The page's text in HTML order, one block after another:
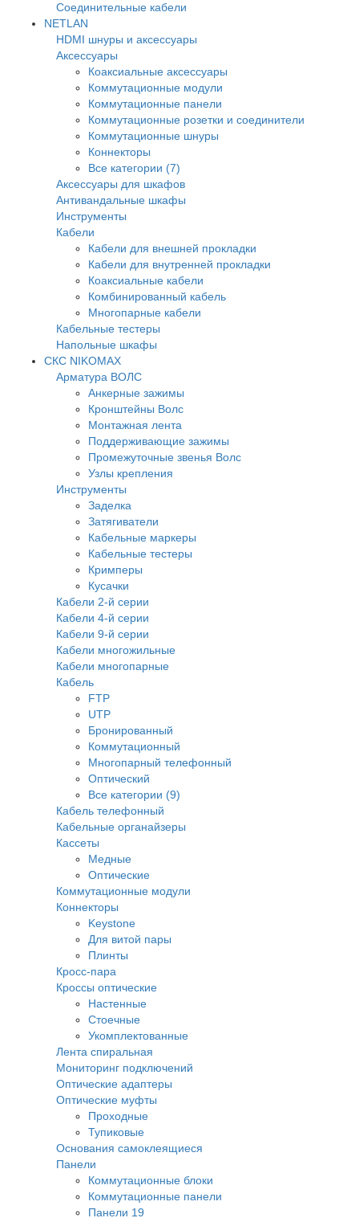
Соединительные кабели
NETLAN
HDMI шнуры и аксессуары
Аксессуары
Коаксиальные аксессуары
Коммутационные модули
Коммутационные панели
Коммутационные розетки и соединители
Коммутационные шнуры
Коннекторы
Все категории (7)
Аксессуары для шкафов
Антивандальные шкафы
Инструменты
Кабели
Кабели для внешней прокладки
Кабели для внутренней прокладки
Коаксиальные кабели
Комбинированный кабель
Многопарные кабели
Кабельные тестеры
Напольные шкафы
СКС NIKOMAX
Арматура ВОЛС
Анкерные зажимы
Кронштейны Волс
Монтажная лента
Поддерживающие зажимы
Промежуточные звенья Волс
Узлы крепления
Инструменты
Заделка
Затягиватели
Кабельные маркеры
Кабельные тестеры
Кримперы
Кусачки
Кабели 2-й серии
Кабели 4-й серии
Кабели 9-й серии
Кабели многожильные
Кабели многопарные
Кабель
FTP
UTP
Бронированный
Коммутационный
Многопарный телефонный
Оптический
Все категории (9)
Кабель телефонный
Кабельные органайзеры
Кассеты
Медные
Оптические
Коммутационные модули
Коннекторы
Keystone
Для витой пары
Плинты
Кросс-пара
Кроссы оптические
Настенные
Стоечные
Укомплектованные
Лента спиральная
Мониторинг подключений
Оптические адаптеры
Оптические муфты
Проходные
Тупиковые
Основания самоклеящиеся
Панели
Коммутационные блоки
Коммутационные панели
Панели 19